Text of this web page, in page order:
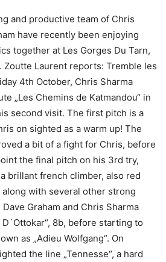
and productive team of Chris
have recently been enjoying
together at Les Gorges Du Tarn,
Zoutte Laurent reports: Tremble les
4th October, Chris Sharma
„Les Chemins de Katmandou“ in
second visit. The first pitch is a
on sighted as a warm up! The
a bit of a fight for Chris, before
the final pitch on his 3rd try,
brillant french climber, also red
with several other strong
Graham and Chris Sharma
8b, before starting to
as „Adieu Wolfgang“. On
the line „Tennesse“, a hard